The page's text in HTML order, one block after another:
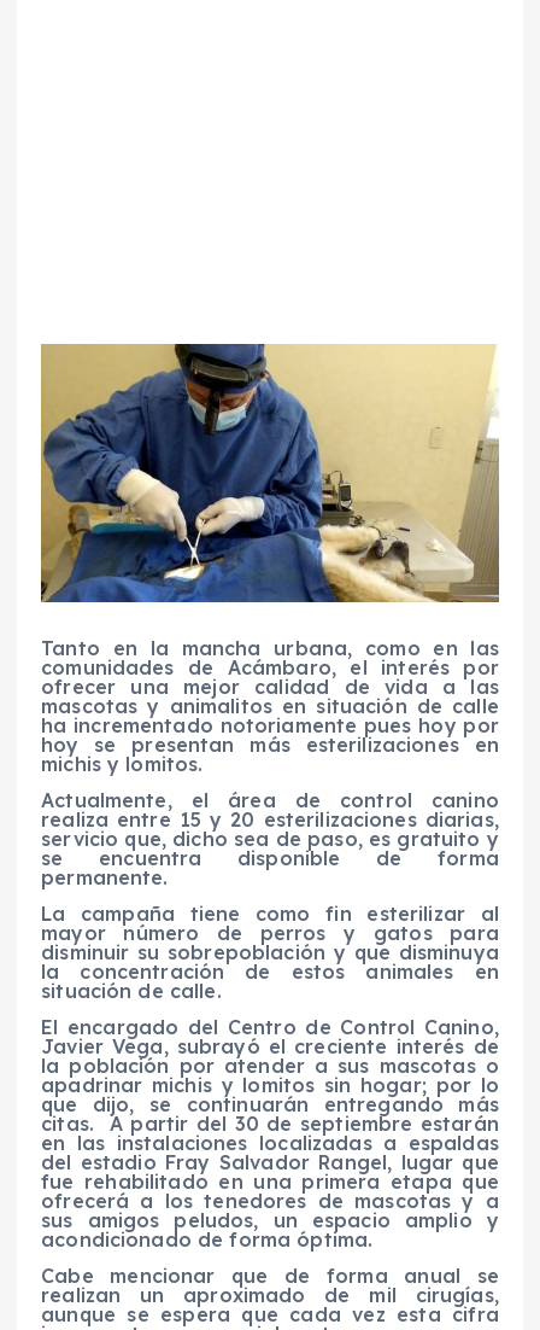
Tanto en la mancha urbana, como en las
comunidades de Acámbaro, el interés por
ofrecer una mejor calidad de vida a las
mascotas y animalitos en situación de calle
ha incrementado notoriamente pues hoy por
hoy se presentan más esterilizaciones en
michis y lomitos.
Actualmente, el área de control canino
realiza entre 15 y 20 esterilizaciones diarias,
servicio que, dicho sea de paso, es gratuito y
se encuentra disponible de forma
permanente.
La campaña tiene como fin esterilizar al
mayor número de perros y gatos para
disminuir su sobrepoblación y que disminuya
la concentración de estos animales en
situación de calle.
El encargado del Centro de Control Canino,
Javier Vega, subrayó el creciente interés de
la población por atender a sus mascotas o
apadrinar michis y lomitos sin hogar; por lo
que dijo, se continuarán entregando más
citas.
A partir del 30 de septiembre estarán
en las instalaciones localizadas a espaldas
del estadio Fray Salvador Rangel, lugar que
fue rehabilitado en una primera etapa que
ofrecerá a los tenedores de mascotas y a
sus amigos peludos, un espacio amplio y
acondicionado de forma óptima.
Cabe mencionar que de forma anual se
realizan un aproximado de mil cirugías,
aunque se espera que cada vez esta cifra